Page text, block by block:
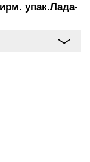
упак.Лада-